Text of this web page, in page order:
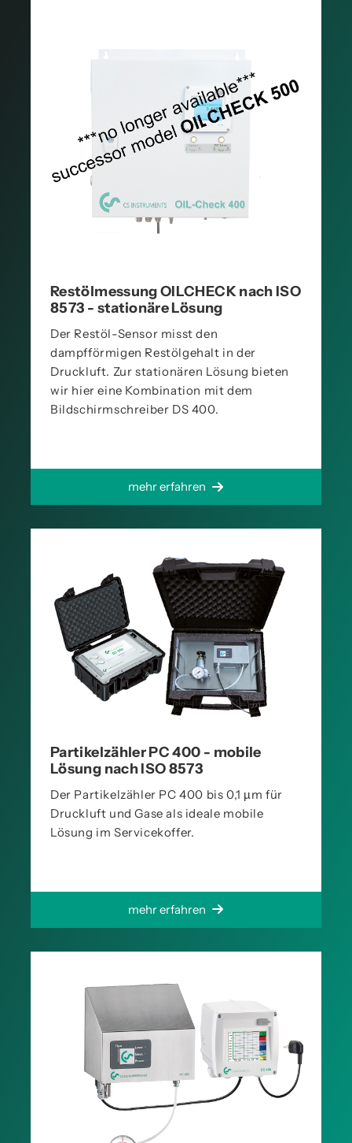
Restölmessung OILCHECK nach ISO
8573 - stationäre Lösung
Der Restöl-Sensor misst den
dampfförmigen Restölgehalt in der
Druckluft. Zur stationären Lösung bieten
wir hier eine Kombination mit dem
Bildschirmschreiber DS 400.
mehr erfahren
Partikelzähler PC 400 - mobile
Lösung nach ISO 8573
Der Partikelzähler PC 400 bis 0,1 µm für
Druckluft und Gase als ideale mobile
Lösung im Servicekoffer.
mehr erfahren